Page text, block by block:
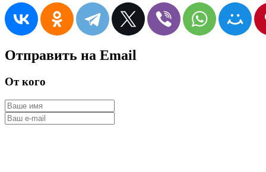
Отправить на Email
От кого